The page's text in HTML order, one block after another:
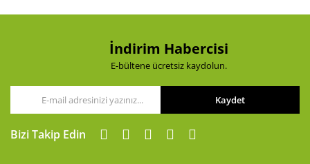
İndirim Habercisi
E-bültene ücretsiz kaydolun.
Kaydet
Bizi Takip Edin